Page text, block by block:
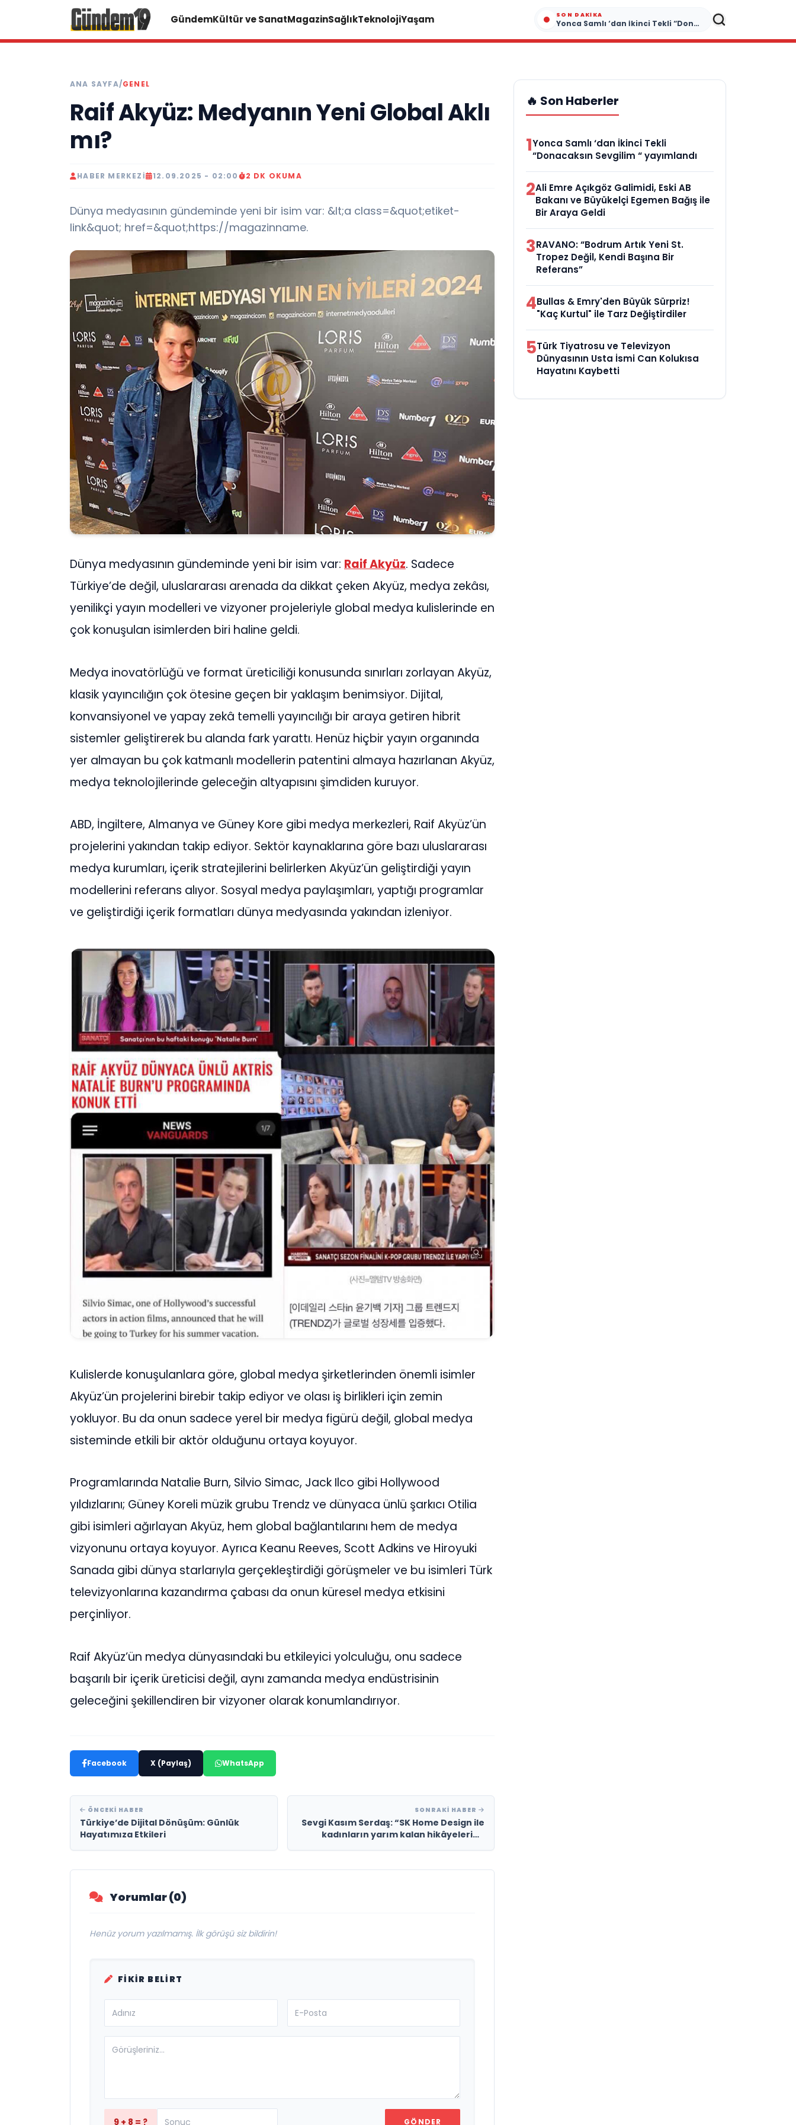
GündemKültür ve SanatMagazinSağlıkTeknolojiYaşam SON DAKIKA
Yonca Samlı ‘dan İkinci Tekli “Donacaksın Sevgilim “ yayımlandı
ANA SAYFA/GENEL
Raif Akyüz: Medyanın Yeni Global Aklı
mı?
HABER MERKEZI 12.09.2025 - 02:00 2 DK OKUMA
Dünya medyasının gündeminde yeni bir isim var: &lt;a class=&quot;etiket-
link&quot; href=&quot;https://magazinname.
Dünya medyasının gündeminde yeni bir isim var: Raif Akyüz. Sadece
Türkiye’de değil, uluslararası arenada da dikkat çeken Akyüz, medya zekâsı,
yenilikçi yayın modelleri ve vizyoner projeleriyle global medya kulislerinde en
çok konuşulan isimlerden biri haline geldi.
Medya inovatörlüğü ve format üreticiliği konusunda sınırları zorlayan Akyüz,
klasik yayıncılığın çok ötesine geçen bir yaklaşım benimsiyor. Dijital,
konvansiyonel ve yapay zekâ temelli yayıncılığı bir araya getiren hibrit
sistemler geliştirerek bu alanda fark yarattı. Henüz hiçbir yayın organında
yer almayan bu çok katmanlı modellerin patentini almaya hazırlanan Akyüz,
medya teknolojilerinde geleceğin altyapısını şimdiden kuruyor.
ABD, İngiltere, Almanya ve Güney Kore gibi medya merkezleri, Raif Akyüz’ün
projelerini yakından takip ediyor. Sektör kaynaklarına göre bazı uluslararası
medya kurumları, içerik stratejilerini belirlerken Akyüz’ün geliştirdiği yayın
modellerini referans alıyor. Sosyal medya paylaşımları, yaptığı programlar
ve geliştirdiği içerik formatları dünya medyasında yakından izleniyor.
Kulislerde konuşulanlara göre, global medya şirketlerinden önemli isimler
Akyüz’ün projelerini birebir takip ediyor ve olası iş birlikleri için zemin
yokluyor. Bu da onun sadece yerel bir medya figürü değil, global medya
sisteminde etkili bir aktör olduğunu ortaya koyuyor.
Programlarında Natalie Burn, Silvio Simac, Jack Ilco gibi Hollywood
yıldızlarını; Güney Koreli müzik grubu Trendz ve dünyaca ünlü şarkıcı Otilia
gibi isimleri ağırlayan Akyüz, hem global bağlantılarını hem de medya
vizyonunu ortaya koyuyor. Ayrıca Keanu Reeves, Scott Adkins ve Hiroyuki
Sanada gibi dünya starlarıyla gerçekleştirdiği görüşmeler ve bu isimleri Türk
televizyonlarına kazandırma çabası da onun küresel medya etkisini
perçinliyor.
Raif Akyüz’ün medya dünyasındaki bu etkileyici yolculuğu, onu sadece
başarılı bir içerik üreticisi değil, aynı zamanda medya endüstrisinin
geleceğini şekillendiren bir vizyoner olarak konumlandırıyor.
Facebook X (Paylaş) WhatsApp
ÖNCEKI HABER
Türkiye’de Dijital Dönüşüm: Günlük
Hayatımıza Etkileri
SONRAKI HABER
Sevgi Kasım Serdaş: “SK Home Design ile
kadınların yarım kalan hikâyelerine
Yorumlar (0)
Henüz yorum yazılmamış. İlk görüşü siz bildirin!
FIKIR BELIRT
9 + 8 = ? GÖNDER
🔥 Son Haberler
1Yonca Samlı ‘dan İkinci Tekli
“Donacaksın Sevgilim “ yayımlandı
2Ali Emre Açıkgöz Galimidi, Eski AB
Bakanı ve Büyükelçi Egemen Bağış ile
Bir Araya Geldi
3RAVANO: “Bodrum Artık Yeni St.
Tropez Değil, Kendi Başına Bir
Referans”
4Bullas & Emry'den Büyük Sürpriz!
"Kaç Kurtul" ile Tarz Değiştirdiler
5Türk Tiyatrosu ve Televizyon
Dünyasının Usta İsmi Can Kolukısa
Hayatını Kaybetti